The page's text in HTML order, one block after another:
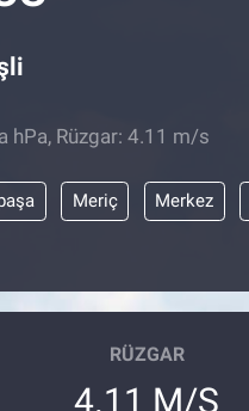
hPa, Rüzgar: 4.11 m/s
Meriç Merkez
RÜZGAR
4.11 M/S